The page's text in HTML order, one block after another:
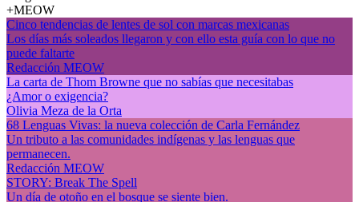
+MEOW
Cinco tendencias de lentes de sol con marcas mexicanas
Los días más soleados llegaron y con ello esta guía con lo que no
puede faltarte
Redacción MEOW
La carta de Thom Browne que no sabías que necesitabas
¿Amor o exigencia?
Olivia Meza de la Orta
68 Lenguas Vivas: la nueva colección de Carla Fernández
Un tributo a las comunidades indígenas y las lenguas que
permanecen.
Redacción MEOW
STORY: Break The Spell
Un día de otoño en el bosque se siente bien.